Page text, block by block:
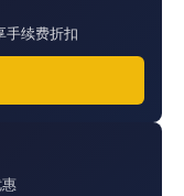
手续费折扣